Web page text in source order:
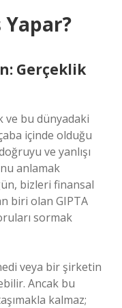
Yapar?
Gerçeklik
ve bu dünyadaki
içinde olduğu
ve yanlışı
anlamak
bizleri finansal
biri olan GIPTA
sormak
veya bir şirketin
Ancak bu
kalmaz;